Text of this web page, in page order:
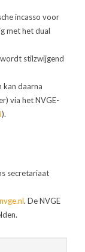
incasso voor
met het dual
stilzwijgend
kan daarna
via het NVGE-
).
secretariaat
. De NVGE